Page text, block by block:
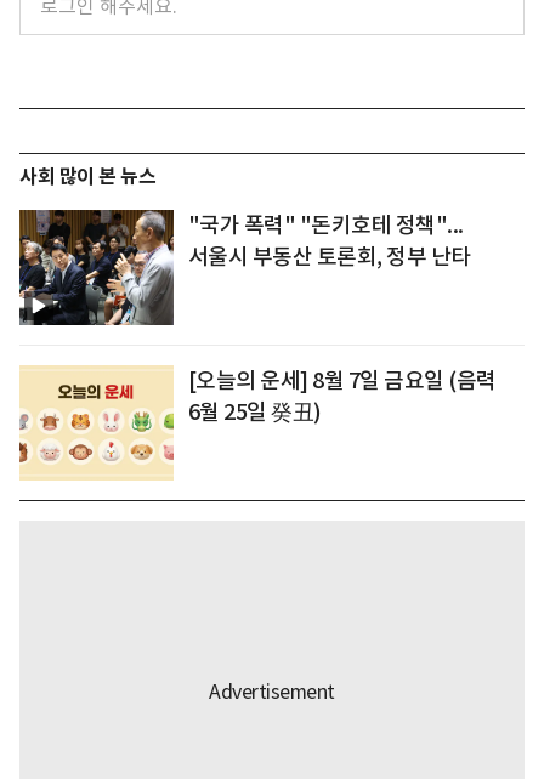
사회 많이 본 뉴스
"국가 폭력" "돈키호테 정책"...
서울시 부동산 토론회, 정부 난타
[오늘의 운세] 8월 7일 금요일 (음력
6월 25일 癸丑)